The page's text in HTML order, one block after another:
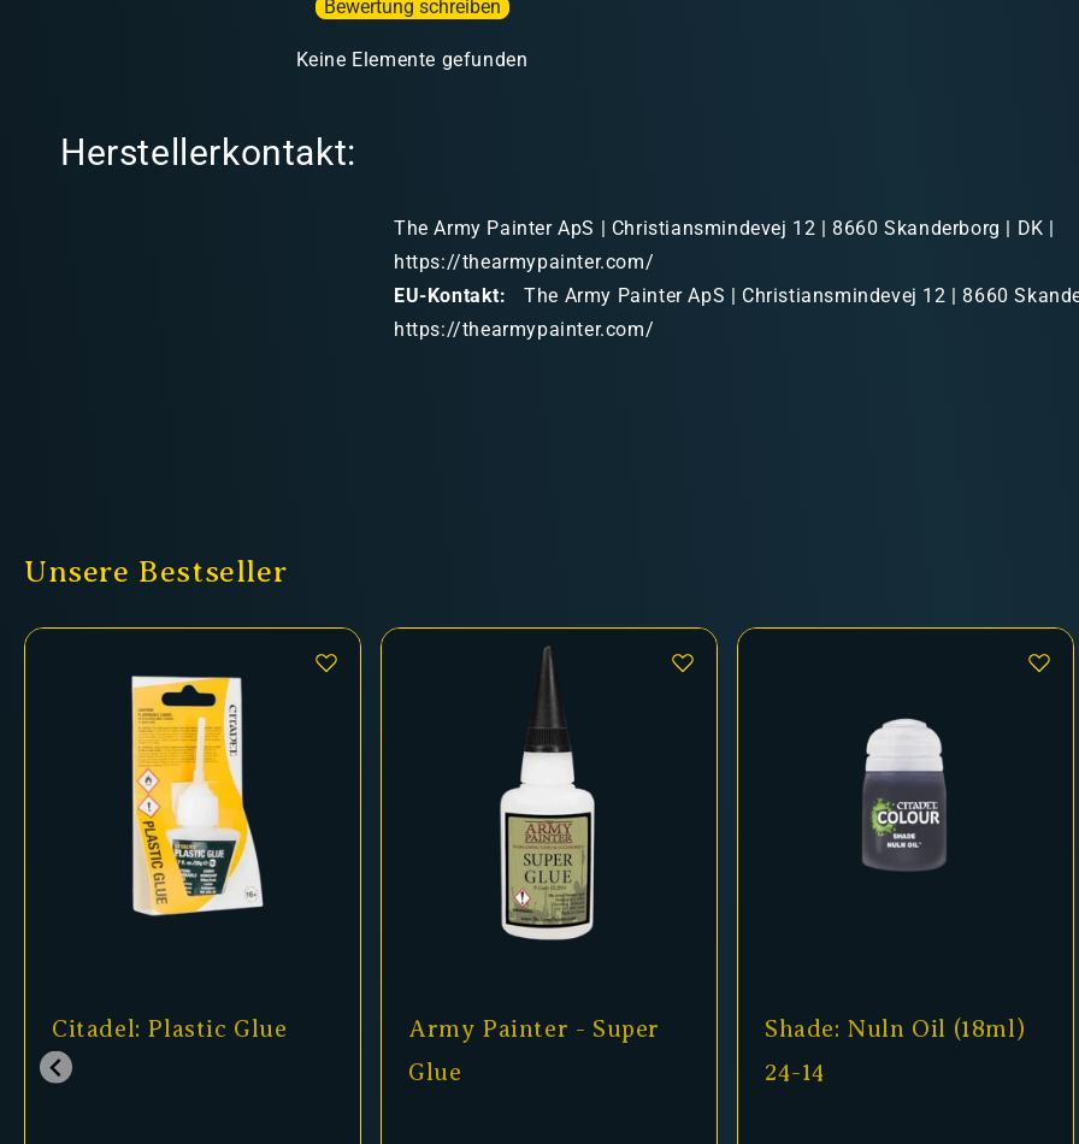
Bewertung schreiben
Keine Elemente gefunden
Herstellerkontakt:
The Army Painter ApS | Christiansmindevej 12 | 8660 Skanderborg | DK |
https://thearmypainter.com/
EU-Kontakt:
The Army Painter ApS | Christiansmindevej 12 | 8660
https://thearmypainter.com/
Unsere Bestseller
Citadel: Plastic Glue
Army Painter - Super
Glue
Shade: Nuln Oil (18ml)
24-14